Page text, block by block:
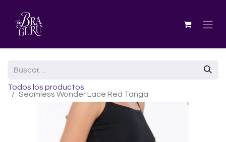
Todos los productos
Seamless Wonder Lace Red Tanga